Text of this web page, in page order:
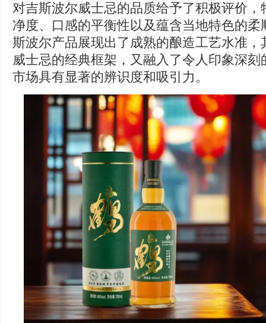
对吉斯波尔威士忌的品质给予了积极评价
净度、口感的平衡性以及蕴含当地特色的
斯波尔产品展现出了成熟的酿造工艺水准
威士忌的经典框架，又融入了令人印象深
市场具有显著的辨识度和吸引力。